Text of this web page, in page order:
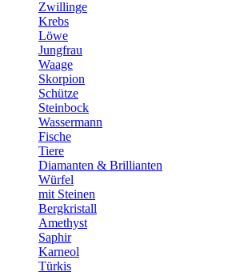
Zwillinge
Krebs
Löwe
Jungfrau
Waage
Skorpion
Schütze
Steinbock
Wassermann
Fische
Tiere
Diamanten & Brillianten
Würfel
mit Steinen
Bergkristall
Amethyst
Saphir
Karneol
Türkis